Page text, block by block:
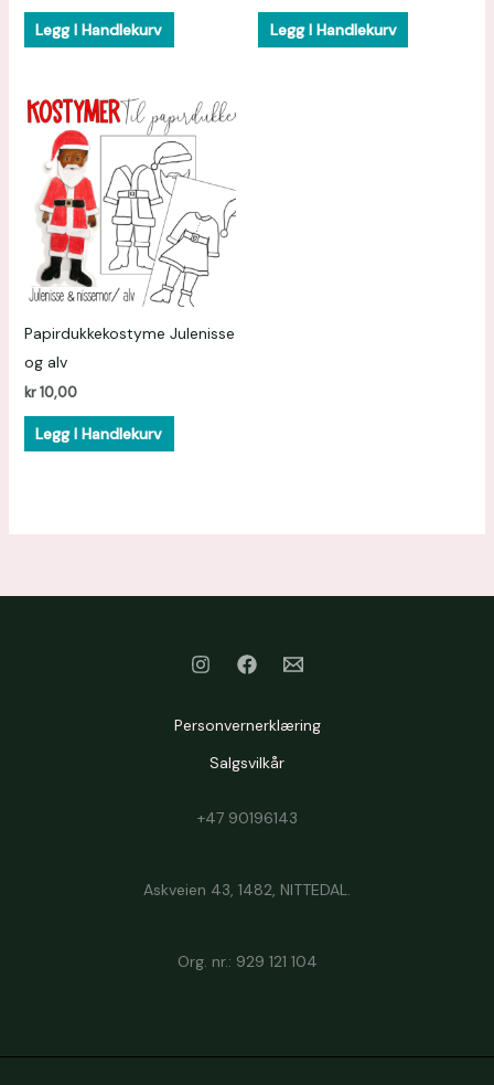
Legg I Handlekurv Legg I Handlekurv
Papirdukkekostyme Julenisse
og alv
kr10,00
Legg I Handlekurv
Personvernerklæring
Salgsvilkår
+47 90196143
Askveien 43, 1482, NITTEDAL.
Org. nr.: 929 121 104